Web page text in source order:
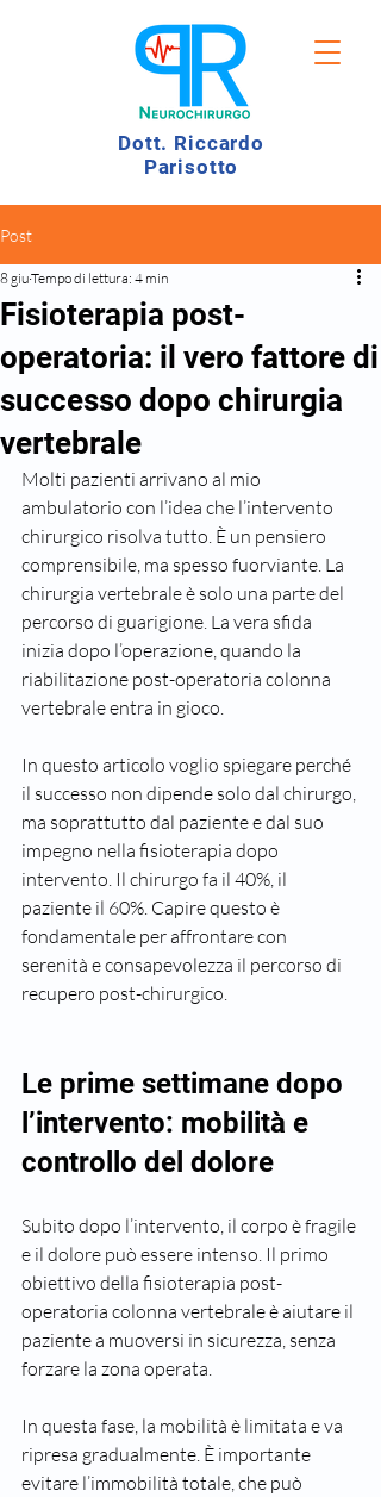
Dott. Riccardo
Parisotto
Post
Fisioterapia post-
operatoria: il vero fattore di
successo dopo chirurgia
vertebrale
8 giuTempo di lettura: 4 min
Molti pazienti arrivano al mio
ambulatorio con l’idea che l’intervento
chirurgico risolva tutto. È un pensiero
comprensibile, ma spesso fuorviante. La
chirurgia vertebrale è solo una parte del
percorso di guarigione. La vera sfida
inizia dopo l’operazione, quando la
riabilitazione post-operatoria colonna
vertebrale entra in gioco.
In questo articolo voglio spiegare perché
il successo non dipende solo dal chirurgo,
ma soprattutto dal paziente e dal suo
impegno nella fisioterapia dopo
intervento. Il chirurgo fa il 40%, il
paziente il 60%. Capire questo è
fondamentale per affrontare con
serenità e consapevolezza il percorso di
recupero post-chirurgico.
Le prime settimane dopo
l’intervento: mobilità e
controllo del dolore
Subito dopo l’intervento, il corpo è fragile
e il dolore può essere intenso. Il primo
obiettivo della fisioterapia post-
operatoria colonna vertebrale è aiutare il
paziente a muoversi in sicurezza, senza
forzare la zona operata.
In questa fase, la mobilità è limitata e va
ripresa gradualmente. È importante
evitare l’immobilità totale, che può